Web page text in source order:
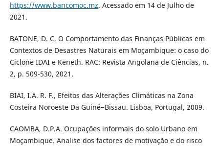
https://www.bancomoc.mz. Acessado em 14 de Julho de
2021.
BATONE, D. C. O Comportamento das Finanças Públicas em
Contextos de Desastres Naturais em Moçambique: o caso do
Ciclone IDAI e Keneth. RAC: Revista Angolana de Ciências, n.
2, p. 509-530, 2021.
BIAI, I.A. R. F., Efeitos das Alterações Climáticas na Zona
Costeira Noroeste Da Guiné−Bissau. Lisboa, Portugal, 2009.
CAOMBA, D.P.A. Ocupações informais do solo Urbano em
Moçambique. Analise dos factores de motivação e do risco